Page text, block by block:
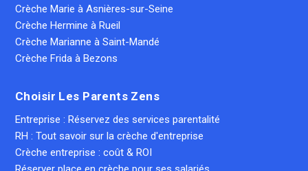
Crèche Marie à Asnières-sur-Seine
Crèche Hermine à Rueil
Crèche Marianne à Saint-Mandé
Crèche Frida à Bezons
Choisir Les Parents Zens
Entreprise : Réservez des services parentalité
RH : Tout savoir sur la crèche d'entreprise
Crèche entreprise : coût & ROI